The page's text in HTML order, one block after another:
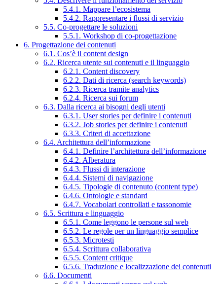
5.4.1. Mappare l’ecosistema
5.4.2. Rappresentare i flussi di servizio
5.5. Co-progettare le soluzioni
5.5.1. Workshop di co-progettazione
6. Progettazione dei contenuti
6.1. Cos’è il content design
6.2. Ricerca utente sui contenuti e il linguaggio
6.2.1. Content discovery
6.2.2. Dati di ricerca (search keywords)
6.2.3. Ricerca tramite analytics
6.2.4. Ricerca sui forum
6.3. Dalla ricerca ai bisogni degli utenti
6.3.1. User stories per definire i contenuti
6.3.2. Job stories per definire i contenuti
6.3.3. Criteri di accettazione
6.4. Architettura dell’informazione
6.4.1. Definire l’architettura dell’informazione
6.4.2. Alberatura
6.4.3. Flussi di interazione
6.4.4. Sistemi di navigazione
6.4.5. Tipologie di contenuto (content type)
6.4.6. Ontologie e standard
6.4.7. Vocabolari controllati e tassonomie
6.5. Scrittura e linguaggio
6.5.1. Come leggono le persone sul web
6.5.2. Le regole per un linguaggio semplice
6.5.3. Microtesti
6.5.4. Scrittura collaborativa
6.5.5. Content critique
6.5.6. Traduzione e localizzazione dei contenuti
6.6. Documenti